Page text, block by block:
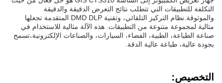
التكلفة للتطبيقات التي تتطلب نتائج التعرض الدقيقة والدقيقة
والموثوقة.نظام التركيز التلقائي، وتقنية DMD DLP المتقدمة تجعلها
مثالية لمجموعة متنوعة من التطبيقات. هذه الآلة مثالية للاستخدام في
صناعة الطباعة، الطبية، الفضاء، السيارات، والصناعات الإلكترونية،تسمح
بجودة عالية، طباعة عالية الدقة.
التخصيص: